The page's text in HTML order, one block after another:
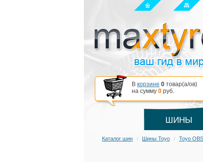
В корзине 0 товар(a/ов)
на сумму 0 руб.
ШИНЫ
Каталог шин Шины Toyo Toyo